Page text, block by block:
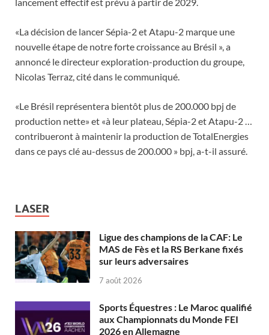
«La décision de lancer Sépia-2 et Atapu-2 marque une
nouvelle étape de notre forte croissance au Brésil », a
annoncé le directeur exploration-production du groupe,
Nicolas Terraz, cité dans le communiqué.
«Le Brésil représentera bientôt plus de 200.000 bpj de
production nette» et «à leur plateau, Sépia-2 et Atapu-2 …
contribueront à maintenir la production de TotalEnergies
dans ce pays clé au-dessus de 200.000 » bpj, a-t-il assuré.
LASER
Ligue des champions de la CAF: Le
MAS de Fès et la RS Berkane fixés
sur leurs adversaires
7 août 2026
Sports Équestres : Le Maroc qualifié
aux Championnats du Monde FEI
2026 en Allemagne